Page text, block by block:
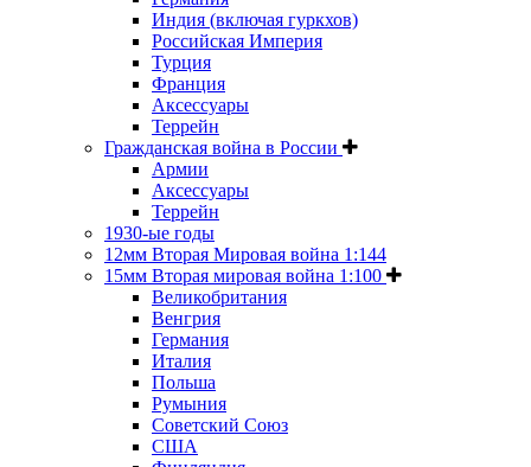
Индия (включая гуркхов)
Российская Империя
Турция
Франция
Аксессуары
Террейн
Гражданская война в России
Армии
Аксессуары
Террейн
1930-ые годы
12мм Вторая Мировая война 1:144
15мм Вторая мировая война 1:100
Великобритания
Венгрия
Германия
Италия
Польша
Румыния
Советский Союз
США